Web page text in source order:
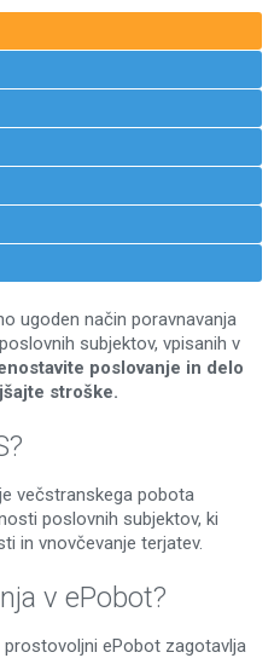
ugoden način poravnavanja
subjektov, vpisanih v
poslovanje in delo
stroške.
večstranskega pobota
poslovnih subjektov, ki
in vnovčevanje terjatev.
v ePobot?
ePobot zagotavlja